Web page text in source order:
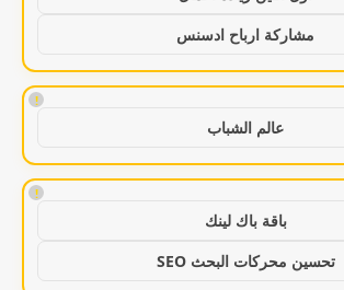
مشاركة ارباح ادسنس
!
عالم الشباب
!
باقة باك لينك
تحسين محركات البحث SEO